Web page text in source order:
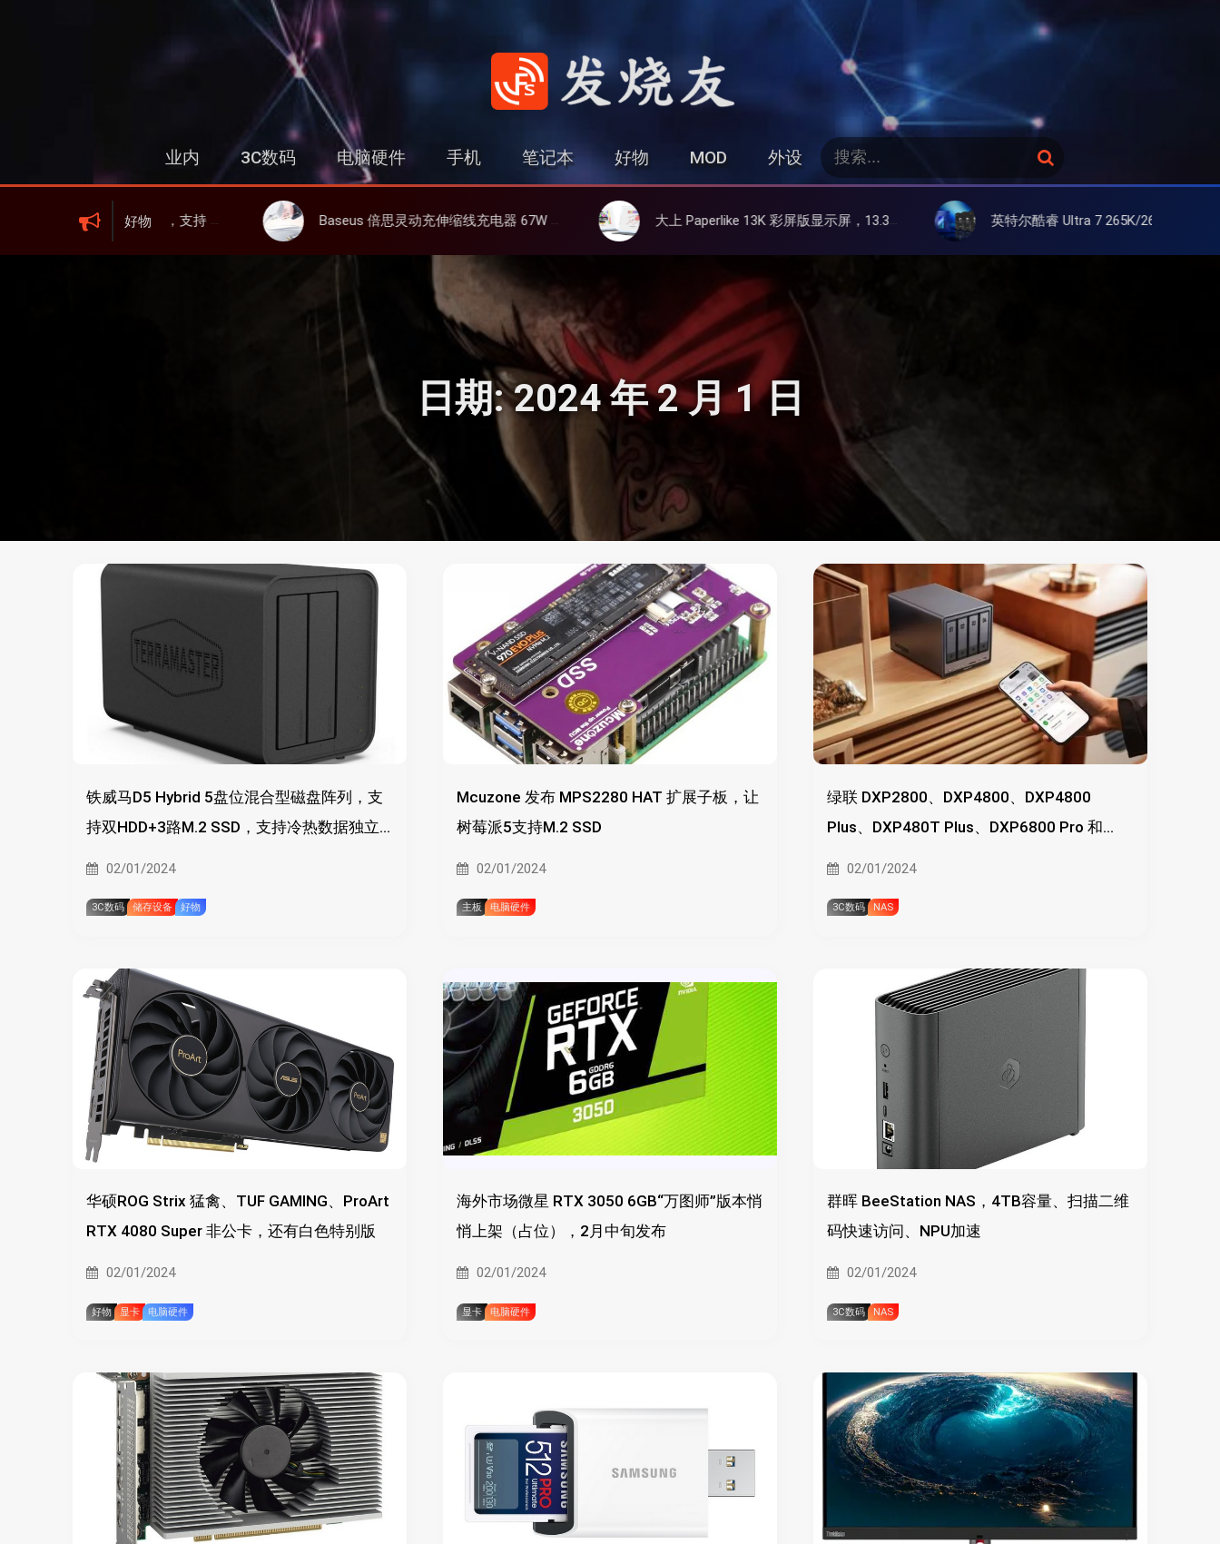
发烧友
业内 3C数码 电脑硬件 手机 笔记本 好物 MOD 外设
搜
索
：
搜
好物
WIFI 6、屏显、6000mAh 电池、峰值下行2.0Gbps Baseus 倍思灵动充伸缩线充电器 67W 3C，超耐用可伸缩线、氮化镓、3C多设备同时充 大上 Paperlike 13K 彩屏版显示屏，13.3英寸高刷彩色墨水屏 英特尔酷睿 Ultra 7 265K/265KF 官降100美元促销，快和酷睿 Ultra 5 差不多了
日期:2024 年 2 月 1 日
铁威马D5 Hybrid 5盘位混合型磁盘阵列，支
持双HDD+3路M.2 SSD，支持冷热数据独立
02/01/2024
3C数码 储存设备 好物
Mcuzone 发布 MPS2280 HAT 扩展子板，让
树莓派5支持M.2 SSD
02/01/2024
主板 电脑硬件
绿联 DXP2800、DXP4800、DXP4800
Plus、DXP480T Plus、DXP6800 Pro 和
02/01/2024
3C数码 NAS
华硕ROG Strix 猛禽、TUF GAMING、ProArt
RTX 4080 Super 非公卡，还有白色特别版
02/01/2024
好物 显卡 电脑硬件
海外市场微星 RTX 3050 6GB“万图师”版本悄
悄上架（占位），2月中旬发布
02/01/2024
显卡 电脑硬件
群晖 BeeStation NAS，4TB容量、扫描二维
码快速访问、NPU加速
02/01/2024
3C数码 NAS